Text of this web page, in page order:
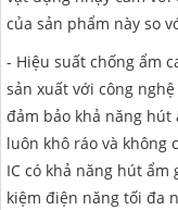
của sản phẩm này so
- Hiệu suất chống ẩm
sản xuất với công
đảm bảo khả năng
luôn khô ráo và không
IC có khả năng hút ẩm
kiệm điện năng tối đa